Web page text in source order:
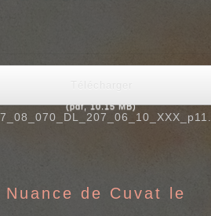
Télécharger
(pdf,10.15 MB)
de Cuvat le